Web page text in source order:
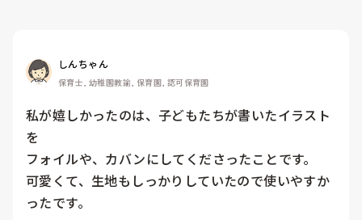
しんちゃん
保育士, 幼稚園教諭, 保育園, 認可保育園
私が嬉しかったのは、子どもたちが書いたイラスト
を
フォイルや、カバンにしてくださったことです。
可愛くて、生地もしっかりしていたので使いやすか
ったです。